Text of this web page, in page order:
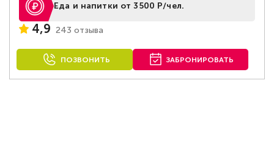
Еда и напитки от 3500 Р/чел.
4,9 243 отзыва
ПОЗВОНИТЬ ЗАБРОНИРОВАТЬ